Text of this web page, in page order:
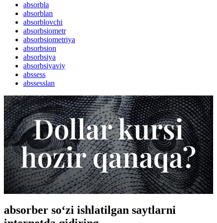
absorbla
absorblan
absorblovchi
absorbsiometr
absorbsiometriya
absorbsion
absorbsiya
absorbsiyaviy
abssess
abssesslan
absorber so‘zi ishlatilgan saytlarni